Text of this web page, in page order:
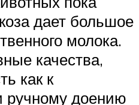
дает большое
молока.
качества,
как к
ручному доению